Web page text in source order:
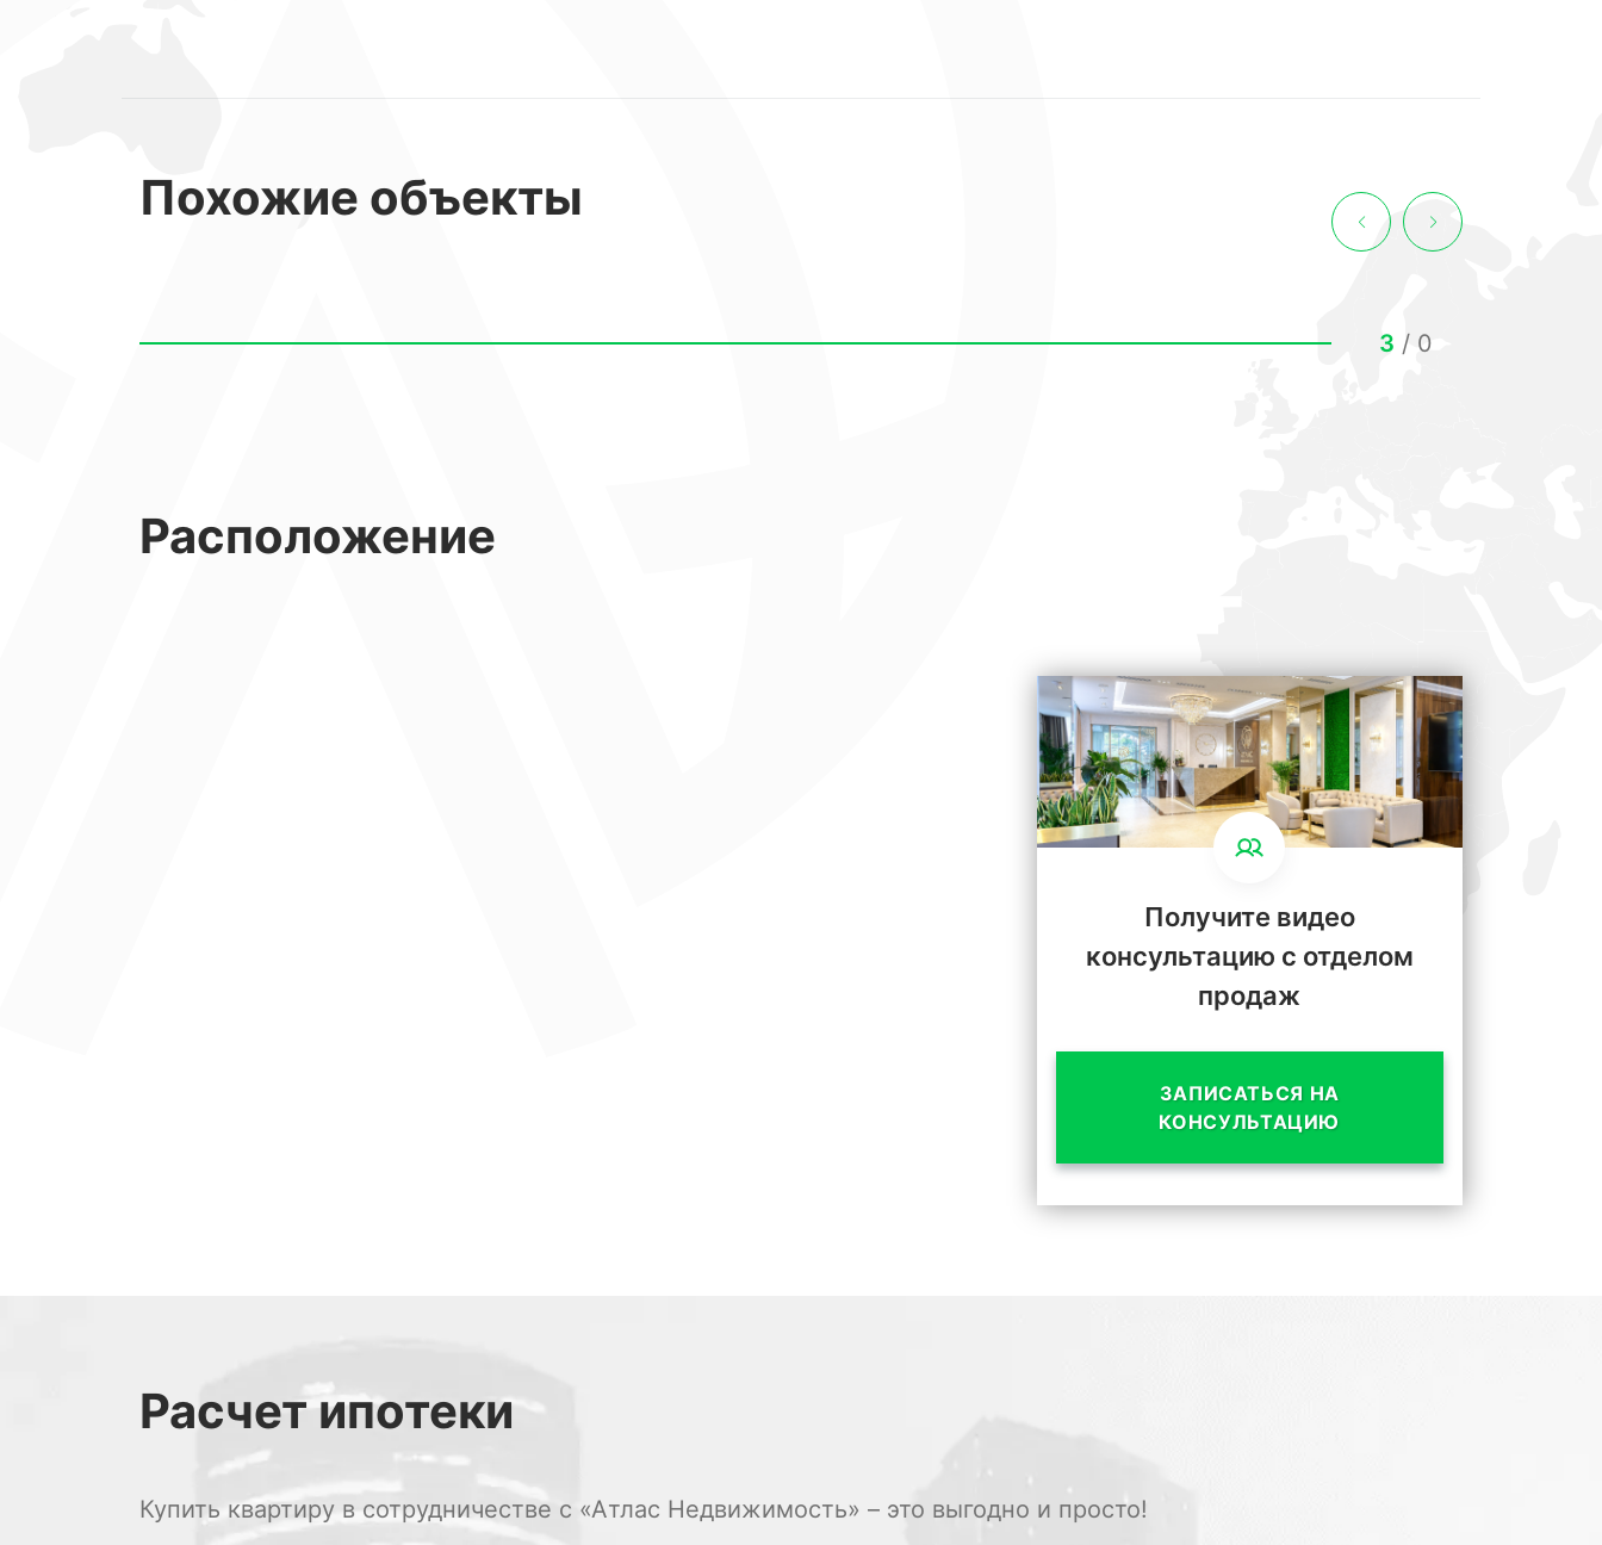
его уникальной коллекцией из более 2000 редких растений и большим
предлагает своим жильцам высокий уровень комфорта: благоустроенный двор
Не упустите возможность стать владельцем эксклюзивной недвижимости в
Похожие объекты
3 / 0
Расположение
Получите видео
консультацию с отделом
продаж
ЗАПИСАТЬСЯ НА
КОНСУЛЬТАЦИЮ
Расчет ипотеки
Купить квартиру в сотрудничестве с «Атлас Недвижимость» – это выгодно и просто!